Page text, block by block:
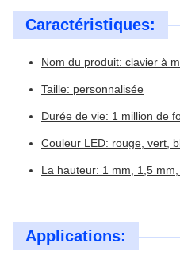
Caractéristiques:
Nom du produit: clavier à
Taille: personnalisée
Durée de vie: 1 million de
Couleur LED: rouge, vert,
La hauteur: 1 mm, 1,5
Applications: